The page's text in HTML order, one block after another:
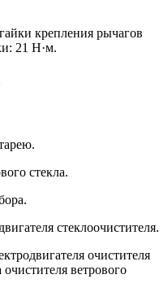
крепления рычагов
21 Н·м.
стекла.
стеклоочистителя.
очистителя
ветрового